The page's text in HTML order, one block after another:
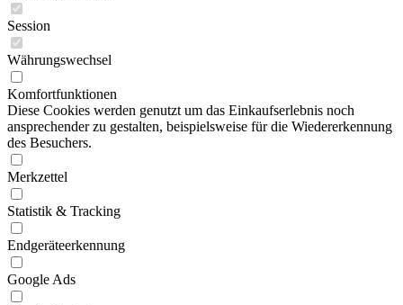
Session
Währungswechsel
Komfortfunktionen
Diese Cookies werden genutzt um das Einkaufserlebnis noch
ansprechender zu gestalten, beispielsweise für die Wiedererkennung
des Besuchers.
Merkzettel
Statistik & Tracking
Endgeräteerkennung
Google Ads